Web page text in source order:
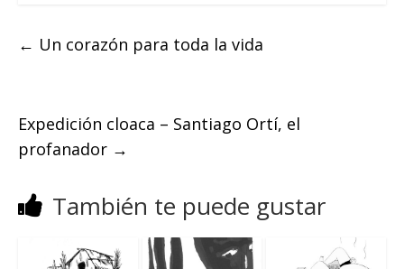
← Un corazón para toda la vida
Expedición cloaca – Santiago Ortí, el
profanador →
También te puede gustar